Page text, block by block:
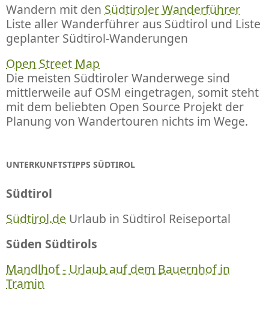
Wandern mit den Südtiroler Wanderführer
Liste aller Wanderführer aus Südtirol und Liste
geplanter Südtirol-Wanderungen
Open Street Map
Die meisten Südtiroler Wanderwege sind
mittlerweile auf OSM eingetragen, somit steht
mit dem beliebten Open Source Projekt der
Planung von Wandertouren nichts im Wege.
UNTERKUNFTSTIPPS SÜDTIROL
Südtirol
Südtirol.de Urlaub in Südtirol Reiseportal
Süden Südtirols
Mandlhof - Urlaub auf dem Bauernhof in
Tramin